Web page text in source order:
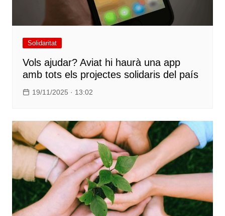
Solidaritat
Vols ajudar? Aviat hi haurà una app
amb tots els projectes solidaris del país
19/11/2025 · 13:02